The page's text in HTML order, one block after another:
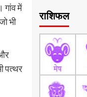
गांव में
भी
पत्थर
राशिफल